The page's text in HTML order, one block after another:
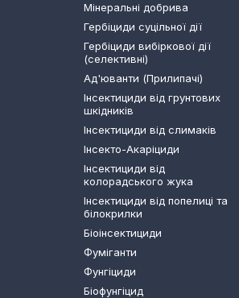
Мінеральні добрива
Гербіциди суцільної дії
Гербіциди вибіркової дії
(селективні)
Ад'юванти (Прилипачі)
Інсектициди від грунтових
шкідників
Інсектициди від слимаків
Інсекто-Акаріциди
Інсектициди від
колорадського жука
Інсектициди від попелиці та
білокрилки
Біоінсектициди
Фуміганти
Фунгіциди
Біофунгіцид